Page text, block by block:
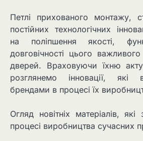
Петлі прихованого монтажу,
постійних технологічних
на поліпшення якості,
довговічності цього
дверей. Враховуючи їхню
розглянемо інновації, які
брендами в процесі їх
Огляд новітніх матеріалів,
процесі виробництва сучасних